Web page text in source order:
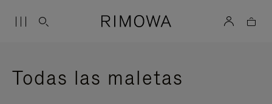
Todas las maletas